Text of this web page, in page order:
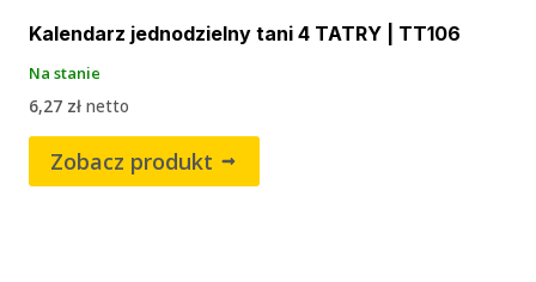
Kalendarz jednodzielny tani 4 TATRY | TT106
Na stanie
6,27 zł netto
Zobacz produkt